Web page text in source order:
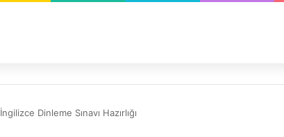
İngilizce Dinleme Sınavı Hazırlığı